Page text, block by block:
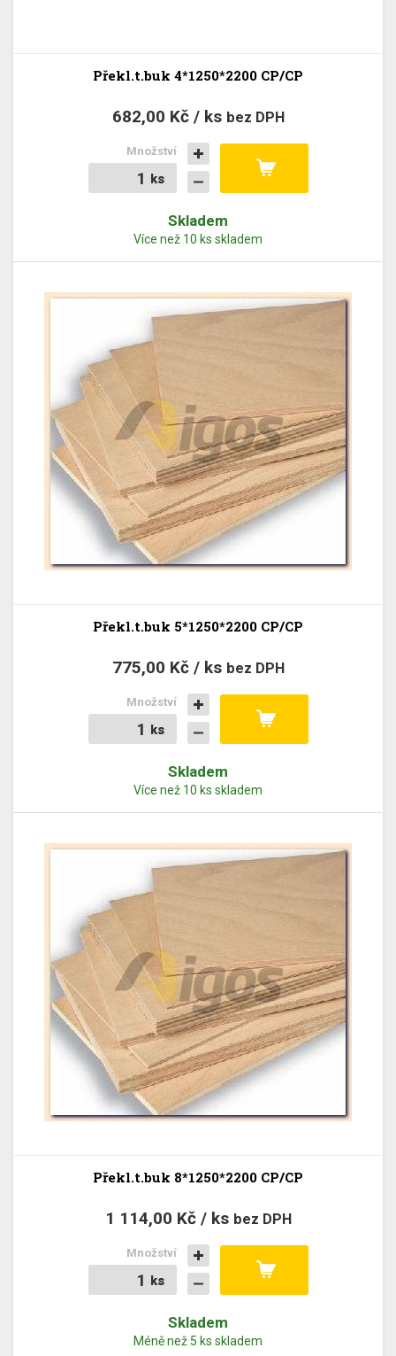
Překl.t.buk 4*1250*2200 CP/CP
682,00 Kč / ks bez DPH
ks
ks
Množství
Skladem
Více než 10 ks skladem
Překl.t.buk 5*1250*2200 CP/CP
775,00 Kč / ks bez DPH
ks
ks
Množství
Skladem
Více než 10 ks skladem
Překl.t.buk 8*1250*2200 CP/CP
1 114,00 Kč / ks bez DPH
ks
ks
Množství
Skladem
Méně než 5 ks skladem